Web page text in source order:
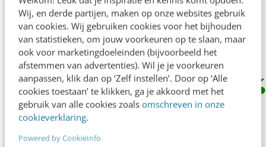
Wij, en derde partijen, maken op onze websites gebruik
van cookies. Wij gebruiken cookies voor het bijhouden
van statistieken, om jouw voorkeuren op te slaan, maar
ook voor marketingdoeleinden (bijvoorbeeld het
afstemmen van advertenties). Wil je je voorkeuren
aanpassen, klik dan op ‘Zelf instellen’. Door op ‘Alle
cookies toestaan’ te klikken, ga je akkoord met het
gebruik van alle cookies zoals omschreven in onze
cookieverklaring.
Powered by CookieInfo
de tool dient je splittest in dat geval
zestien dagen te duren.
Wees niet bang om gangbare wijsheden en
best practices ter discussie te stellen en in de
praktijk te testen. Uiteindelijk gaat het om een